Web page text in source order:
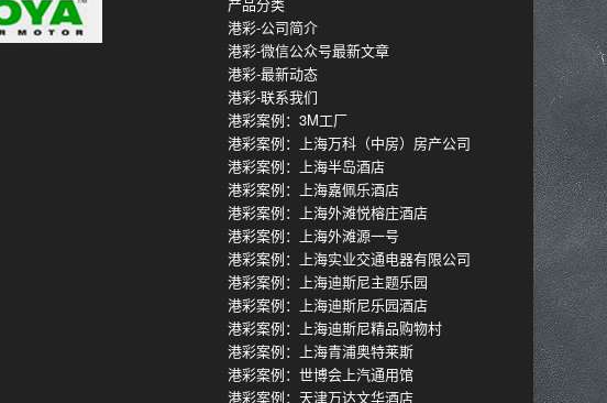
港彩-公司简介
港彩-微信公众号最新文章
港彩-最新动态
港彩-联系我们
港彩案例：3M工厂
港彩案例：上海万科（中房）房产公司
港彩案例：上海半岛酒店
港彩案例：上海嘉佩乐酒店
港彩案例：上海外滩悦榕庄酒店
港彩案例：上海外滩源一号
港彩案例：上海实业交通电器有限公司
港彩案例：上海迪斯尼主题乐园
港彩案例：上海迪斯尼乐园酒店
港彩案例：上海迪斯尼精品购物村
港彩案例：上海青浦奥特莱斯
港彩案例：世博会上汽通用馆
港彩案例：天津万达文华酒店